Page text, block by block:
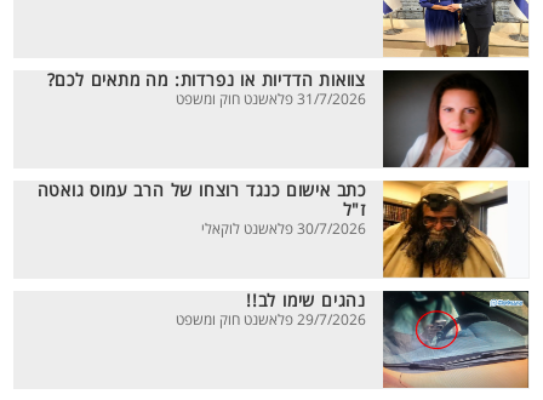
צוואות הדדיות או נפרדות: מה מתאים לכם?
31/7/2026 פלאשנט חוק ומשפט
כתב אישום כנגד רוצחו של הרב עמוס גואטה
ז"ל
30/7/2026 פלאשנט לוקאלי
נהגים שימו לב!!
29/7/2026 פלאשנט חוק ומשפט